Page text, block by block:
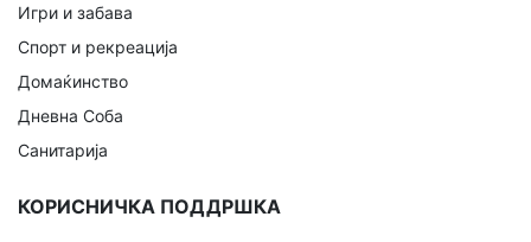
Игри и забава
Спорт и рекреација
Домаќинство
Дневна Соба
Санитарија
КОРИСНИЧКА ПОДДРШКА